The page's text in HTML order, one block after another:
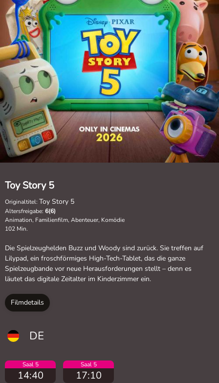
Toy Story 5
Originaltitel: Toy Story 5
Altersfreigabe: 6(6)
Animation, Familienfilm, Abenteuer, Komödie
102 Min.
Die Spielzeughelden Buzz und Woody sind zurück. Sie treffen auf
Lilypad, ein froschförmiges High-Tech-Tablet, das die ganze
Spielzeugbande vor neue Herausforderungen stellt – denn es
läutet das digitale Zeitalter im Kinderzimmer ein.
Filmdetails
DE
Saal 5
14:40
Saal 5
17:10